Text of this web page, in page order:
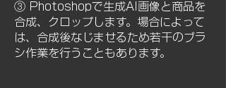
③ Photoshopで生成AI画像と商品を
合成、クロップします。場合によって
は、合成後なじませるため若干のブラ
シ作業を行うこともあります。